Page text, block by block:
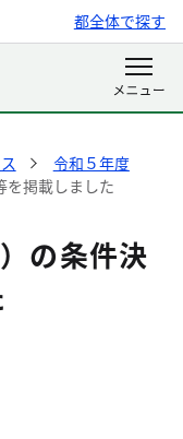
都全体で探す
令和５年度
を掲載しました
の条件決